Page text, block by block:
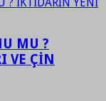
MU ?
VE ÇİN